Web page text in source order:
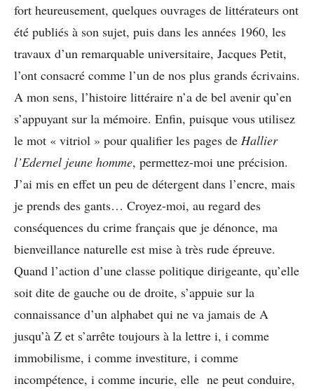
fort heureusement, quelques ouvrages de littérateurs ont
été publiés à son sujet, puis dans les années 1960, les
travaux d’un remarquable universitaire, Jacques Petit,
l’ont consacré comme l’un de nos plus grands écrivains.
A mon sens, l’histoire littéraire n’a de bel avenir qu’en
s’appuyant sur la mémoire. Enfin, puisque vous utilisez
le mot « vitriol » pour qualifier les pages de Hallier
l’Edernel jeune homme, permettez-moi une précision.
J’ai mis en effet un peu de détergent dans l’encre, mais
je prends des gants… Croyez-moi, au regard des
conséquences du crime français que je dénonce, ma
bienveillance naturelle est mise à très rude épreuve.
Quand l’action d’une classe politique dirigeante, qu’elle
soit dite de gauche ou de droite, s’appuie sur la
connaissance d’un alphabet qui ne va jamais de A
jusqu’à Z et s’arrête toujours à la lettre i, i comme
immobilisme, i comme investiture, i comme
incompétence, i comme incurie, elle ne peut conduire,